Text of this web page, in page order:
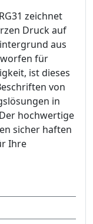
zeichnet
Druck auf
aus
für
ist dieses
von
in
hochwertige
sicher haften
Ihre